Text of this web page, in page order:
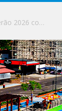
Milhares de fiéis tomam as ruas de São Miguel do Guamá em uma grande celebração de fé na Marcha para Jesus 2026.